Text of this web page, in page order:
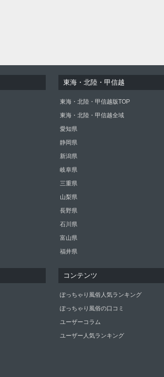
東海・北陸・甲信越
東海・北陸・甲信越版TOP
東海・北陸・甲信越全域
愛知県
静岡県
新潟県
岐阜県
三重県
山梨県
長野県
石川県
富山県
福井県
コンテンツ
ぽっちゃり風俗人気ランキング
ぽっちゃり風俗の口コミ
ユーザーコラム
ユーザー人気ランキング